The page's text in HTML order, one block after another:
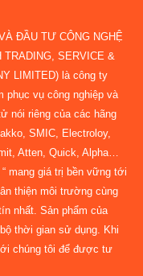
ĐẦU TƯ CÔNG NGHỆ
TRADING, SERVICE &
LIMITED) là công ty
phục vụ công nghiệp và
nói riêng của các hãng
SMIC, Electroloy,
Atten, Quick, Alpha…
mang giá trị bền vững tới
thiện môi trường cùng
nhất. Sản phẩm của
thời gian sử dụng. Khi
chúng tôi để được tư